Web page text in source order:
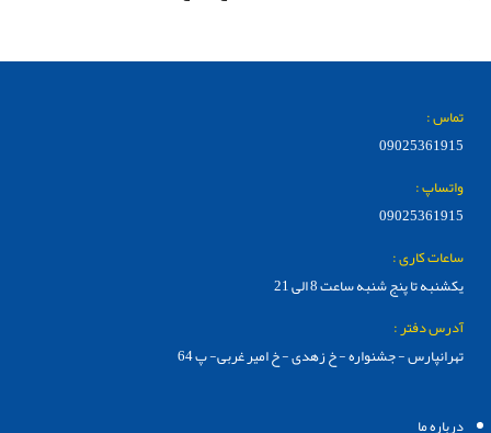
تماس :
09025361915
واتساپ :
09025361915
ساعات کاری :
یکشنبه تا پنج شنبه ساعت 8 الی 21
آدرس دفتر :
تهرانپارس - جشنواره - خ زهدی - خ امیر غربی- پ 64
درباره ما